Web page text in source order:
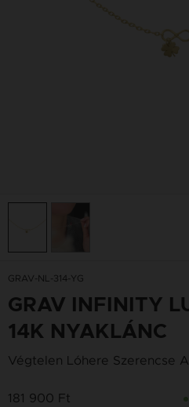
GRAV-NL-314-YG
GRAV INFINITY
14K NYAKLÁNC
Végtelen Lóhere Szerencse
181 900 Ft